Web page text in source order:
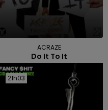
ACRAZE
Do It To It
21h03
21h03